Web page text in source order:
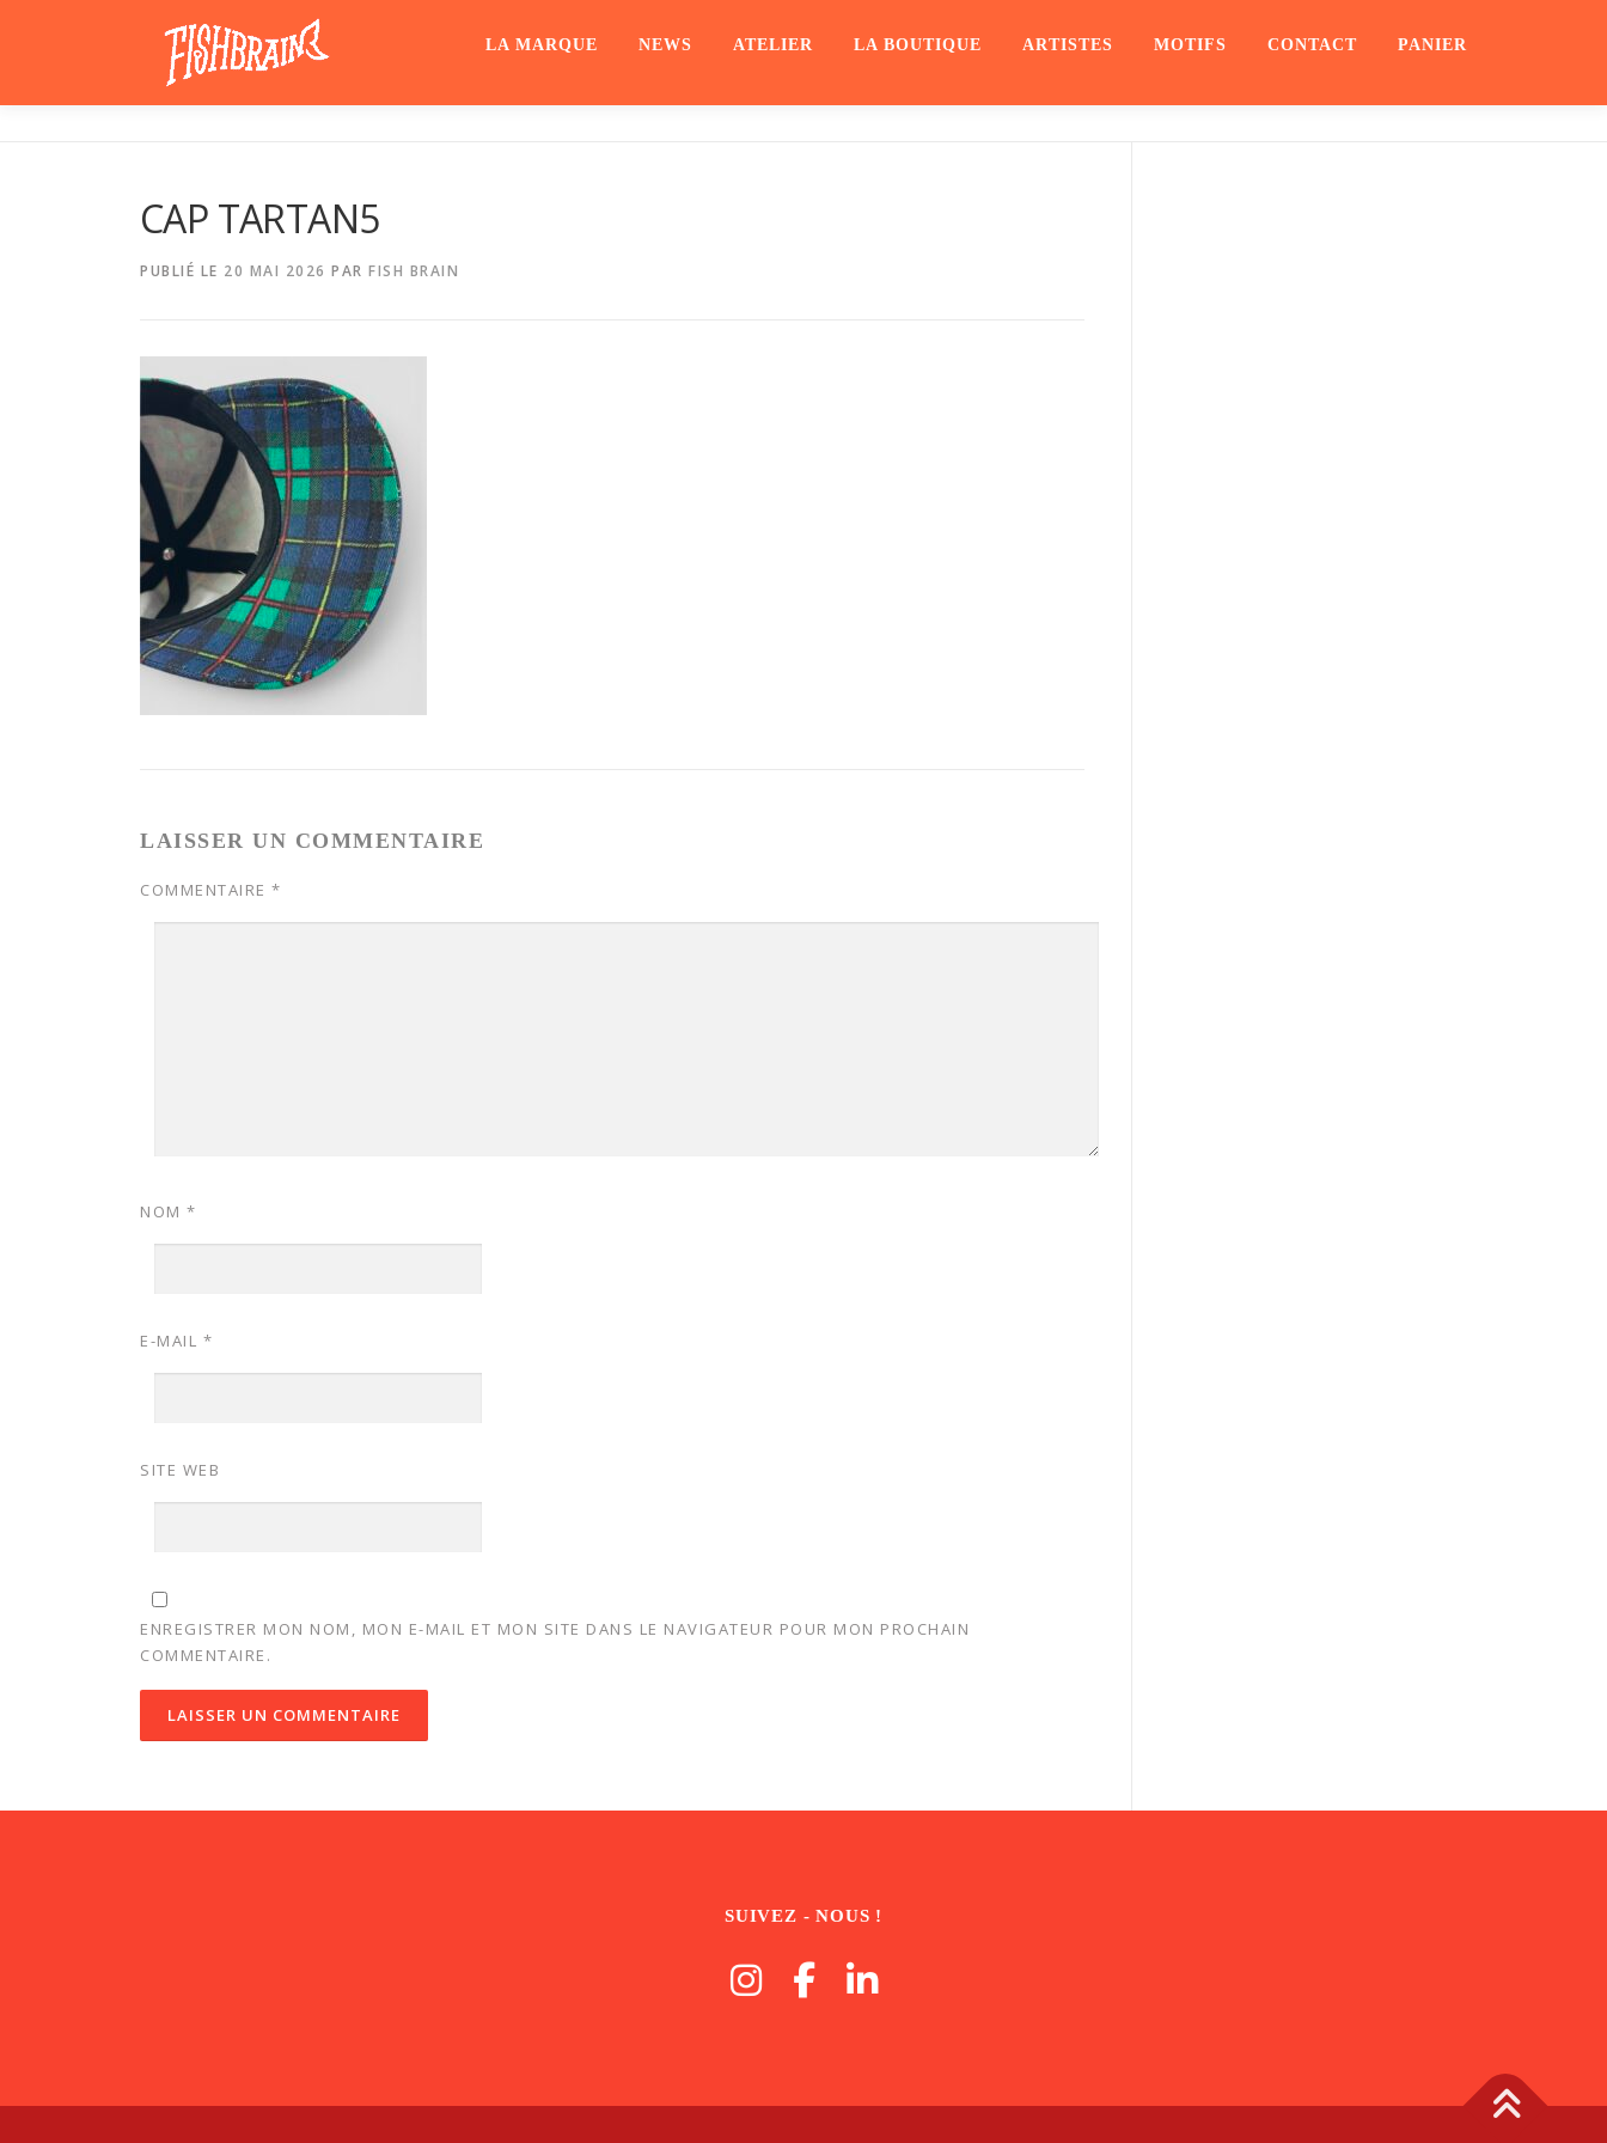
LA MARQUE NEWS ATELIER LA BOUTIQUE ARTISTES MOTIFS CONTACT PANIER
CAP TARTAN5
PUBLIÉ LE 20 MAI 2026 PAR FISH BRAIN
LAISSER UN COMMENTAIRE
COMMENTAIRE *
NOM *
E-MAIL *
SITE WEB
ENREGISTRER MON NOM, MON E-MAIL ET MON SITE DANS LE NAVIGATEUR POUR MON PROCHAIN
COMMENTAIRE.
SUIVEZ - NOUS !